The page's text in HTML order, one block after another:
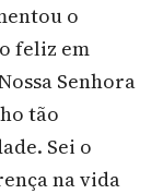
o
feliz em
Senhora
tão
Sei o
na vida